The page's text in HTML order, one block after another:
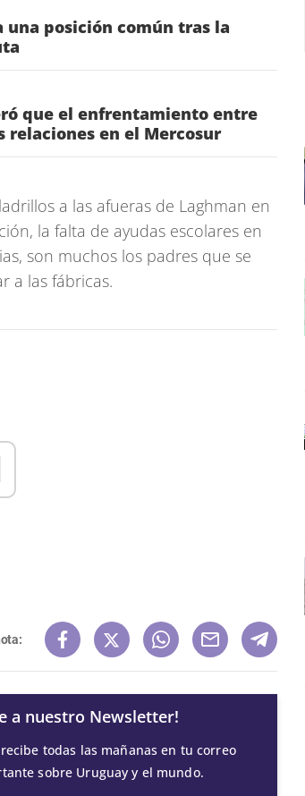
una posición común tras la
que el enfrentamiento entre
relaciones en el Mercosur
a las afueras de Laghman en
la falta de ayudas escolares en
son muchos los padres que se
a las fábricas.
a nuestro Newsletter!
todas las mañanas en tu correo
sobre Uruguay y el mundo.